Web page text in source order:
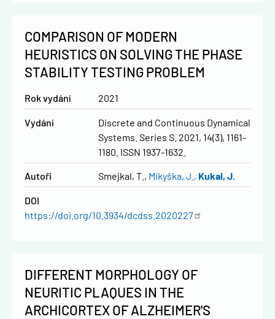
COMPARISON OF MODERN
HEURISTICS ON SOLVING THE PHASE
STABILITY TESTING PROBLEM
Rok vydání 2021
Vydání
Discrete and Continuous Dynamical
Systems. Series S. 2021, 14(3), 1161-
1180. ISSN 1937-1632.
Autoři Smejkal, T. Mikyška, J. Kukal, J.
DOI
https://doi.org/10.3934/dcdss.2020227
DIFFERENT MORPHOLOGY OF
NEURITIC PLAQUES IN THE
ARCHICORTEX OF ALZHEIMER'S